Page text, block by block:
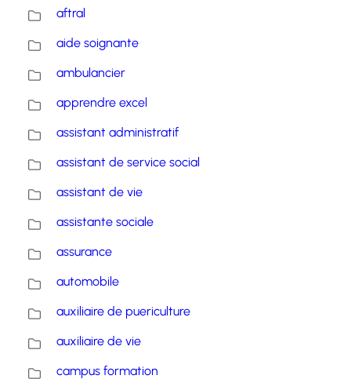
aftral
aide soignante
ambulancier
apprendre excel
assistant administratif
assistant de service social
assistant de vie
assistante sociale
assurance
automobile
auxiliaire de puericulture
auxiliaire de vie
campus formation